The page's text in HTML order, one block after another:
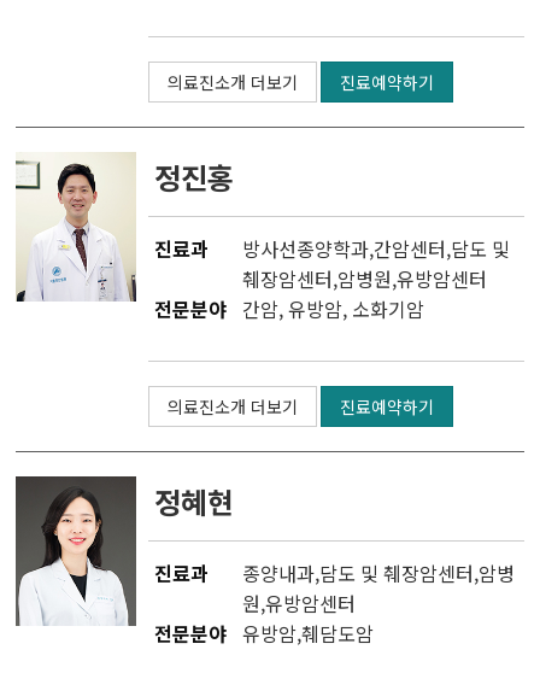
의료진소개 더보기 진료예약하기
정진홍
진료과 방사선종양학과,간암센터,담도 및
췌장암센터,암병원,유방암센터
전문분야 간암, 유방암, 소화기암
의료진소개 더보기 진료예약하기
정혜현
진료과 종양내과,담도 및 췌장암센터,암병
원,유방암센터
전문분야 유방암,췌담도암